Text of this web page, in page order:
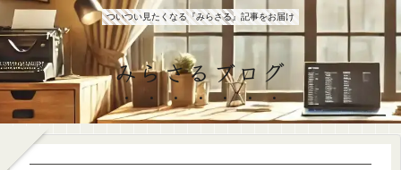
ついつい見たくなる『みらさる』記事をお届け
みらさるブログ